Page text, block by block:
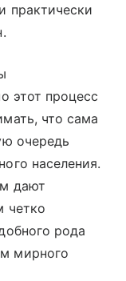
практически
этот процесс
что сама
очередь
населения.
дают
четко
рода
мирного